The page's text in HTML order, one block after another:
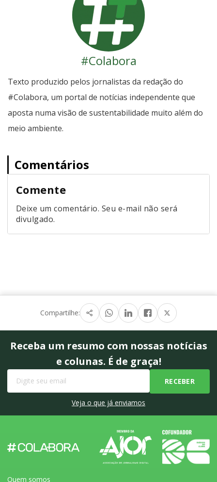
#Colabora
Texto produzido pelos jornalistas da redação do
#Colabora, um portal de notícias independente que
aposta numa visão de sustentabilidade muito além do
meio ambiente.
Comentários
Comente
Deixe um comentário. Seu e-mail não será
divulgado.
Compartilhe:
Receba um resumo com nossas notícias
e colunas. É de graça!
Veja o que já enviamos
Quem somos